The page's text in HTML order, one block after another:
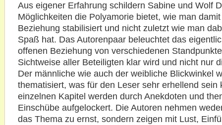
Aus eigener Erfahrung schildern Sabine und Wolf
Möglichkeiten die Polyamorie bietet, wie man
Beziehung stabilisiert und nicht zuletzt wie man
Spaß hat. Das Autorenpaar beleuchtet das
offenen Beziehung von verschiedenen
Sichtweise aller Beteiligten klar wird und nicht nur
Der männliche wie auch der weibliche Blickwinkel
thematisiert, was für den Leser sehr erhellend sein
einzelnen Kapitel werden durch Anekdoten und
Einschübe aufgelockert. Die Autoren nehmen
das Thema zu ernst, sondern zeigen mit Lust,